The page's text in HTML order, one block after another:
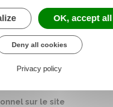
sur le site
OK, accept all
Deny all cookies
Privacy policy